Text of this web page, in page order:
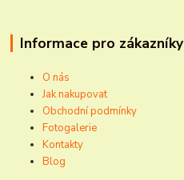
Informace pro zákazníky
O nás
Jak nakupovat
Obchodní podmínky
Fotogalerie
Kontakty
Blog